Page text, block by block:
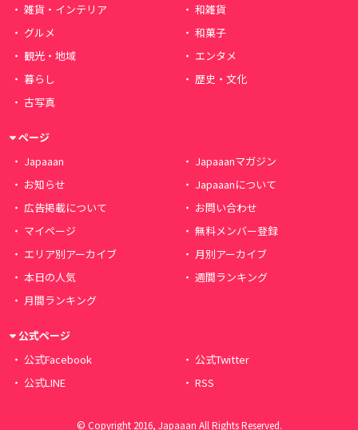
雑貨・インテリア
和雑貨
グルメ
和菓子
観光・地域
エンタメ
暮らし
歴史・文化
古写真
ページ
Japaaan
Japaaanマガジン
お知らせ
Japaaanについて
広告掲載について
お問い合わせ
マイページ
無料メンバー登録
エリア別アーカイブ
月別アーカイブ
本日の人気
週間ランキング
月間ランキング
公式ページ
公式Facebook
公式Twitter
公式LINE
RSS
© Copyright 2016, Japaaan All Rights Reserved.